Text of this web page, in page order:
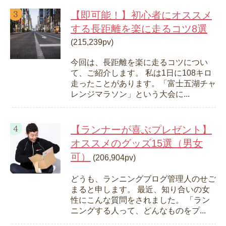
【即可能！】初心者にオススメ
する長距離を楽に走るコツ8選
(215,239pv)
今回は、長距離を楽に走るコツについ
て、ご紹介します。 私は1日に108キロ
走ったことがあります。「富士五湖チャ
レンジマラソン」という大会に...
【ランナーが喜ぶプレゼント】
オススメのグッズ15選（男女
可）
(206,904pv)
どうも、ランニングブログ管理人のせご
まると申します。 最近、知り合いの女
性にこんな質問をされました。 「ラン
ニングする人って、どんなものをプ...